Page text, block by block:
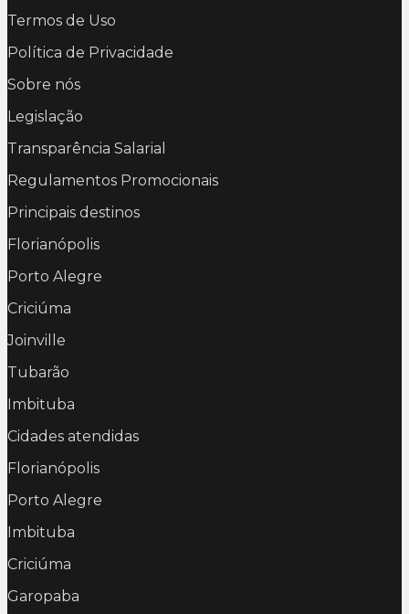
Termos de Uso
Política de Privacidade
Sobre nós
Legislação
Transparência Salarial
Regulamentos Promocionais
Principais destinos
Florianópolis
Porto Alegre
Criciúma
Joinville
Tubarão
Imbituba
Cidades atendidas
Florianópolis
Porto Alegre
Imbituba
Criciúma
Garopaba